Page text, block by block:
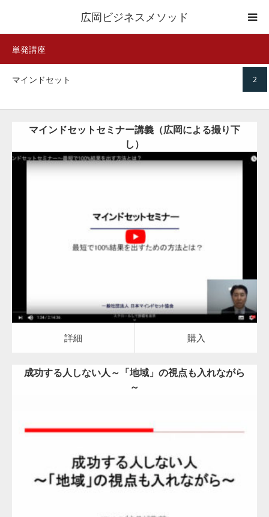
広岡ビジネスメソッド
単発講座
2
マインドセット
マインドセットセミナー講義（広岡による撮り下
し）
Category:マインドセット動画あり
購入
詳細 購入
成功する人しない人～「地域」の視点も入れながら
～
Category:マインドセット地域活性化
Home
メッセージ・特徴
単体販売